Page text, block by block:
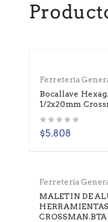
Ferretería
Bocallave
1/2x20mm
$5.808
Ferretería
MALETIN DE
HERRAMIENTAS
CROSSMAN.BTA